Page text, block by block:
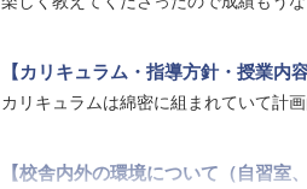
【カリキュラム・指導方針・授業内容
カリキュラムは綿密に組まれていて計
【校舎内外の環境について（自習室